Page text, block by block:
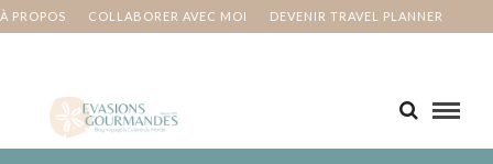
À PROPOS COLLABORER AVEC MOI DEVENIR TRAVEL PLANNER